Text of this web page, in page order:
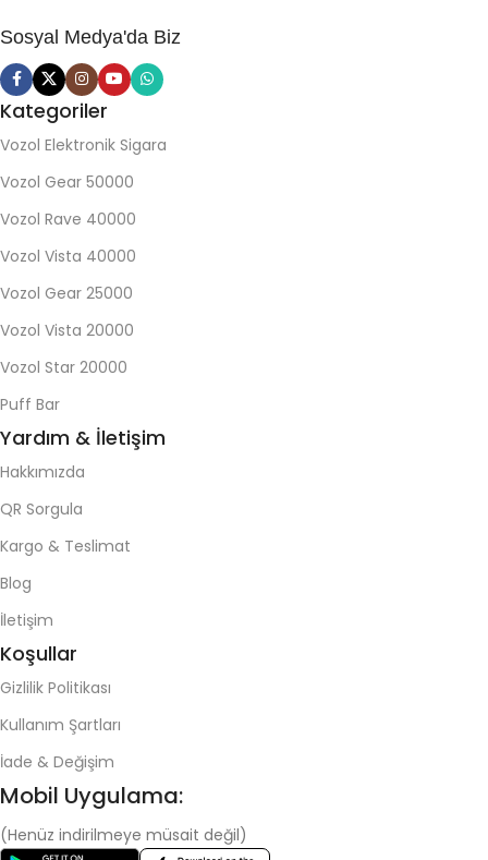
Sosyal Medya'da Biz
Kategoriler
Vozol Elektronik Sigara
Vozol Gear 50000
Vozol Rave 40000
Vozol Vista 40000
Vozol Gear 25000
Vozol Vista 20000
Vozol Star 20000
Puff Bar
Yardım & İletişim
Hakkımızda
QR Sorgula
Kargo & Teslimat
Blog
İletişim
Koşullar
Gizlilik Politikası
Kullanım Şartları
İade & Değişim
Mobil Uygulama:
(Henüz indirilmeye müsait değil)